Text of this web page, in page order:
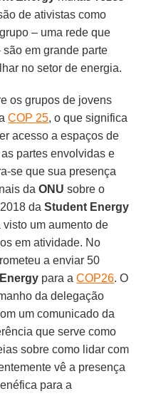
de ativistas como
– uma rede que
em grande parte
no setor de energia.
os grupos de jovens
COP 25, o que significa
acesso a espaços de
partes envolvidas e
se que sua presença
daONU sobre o
2018 daStudent Energy
um aumento de
em atividade. No
a enviar 50
Energy para aCOP26. O
da delegação
um comunicado da
que serve como
sobre como lidar com
vê a presença
para a